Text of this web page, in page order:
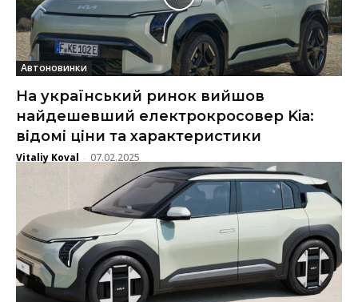
Автоновинки
На український ринок вийшов
найдешевший електрокросовер Kia:
відомі ціни та характеристики
Vitaliy Koval - 07.02.2025